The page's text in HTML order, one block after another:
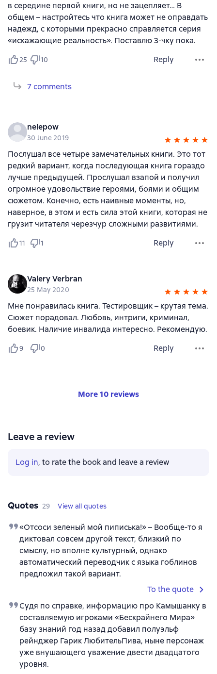
в середине первой книги, но не зацепляет… В
общем – настройтесь что книга может не оправдать
надежд, с которыми прекрасно справляется серия
«искажающие реальность». Поставлю 3-чку пока.
25 10 Reply
7 comments
nelepow
30 June 2019
Послушал все четыре замечательных книги. Это тот
редкий вариант, когда последующая книга гораздо
лучше предыдущей. Прослушал взапой и получил
огромное удовольствие героями, боями и общим
сюжетом. Конечно, есть наивные моменты, но,
наверное, в этом и есть сила этой книги, которая не
грузит читателя черезчур сложными развитиями.
11 1 Reply
Valery Verbran
25 May 2020
Мне понравилась книга. Тестировщик – крутая тема.
Сюжет порадовал. Любовь, интриги, криминал,
боевик. Наличие инвалида интересно. Рекомендую.
9 0 Reply
More 10 reviews
Leave a review
Log in, to rate the book and leave a review
Quotes 29 View all quotes
«Отсоси зеленый мой пиписька!» – Вообще-то я
диктовал совсем другой текст, близкий по
смыслу, но вполне культурный, однако
автоматический переводчик с языка гоблинов
предложил такой вариант.
To the quote
Судя по справке, информацию про Камышанку в
составляемую игроками «Бескрайнего Мира»
базу знаний год назад добавил полуэльф
рейнджер Гарик ЛюбительПива, ныне персонаж
уже внушающего уважение двести двадцатого
уровня.